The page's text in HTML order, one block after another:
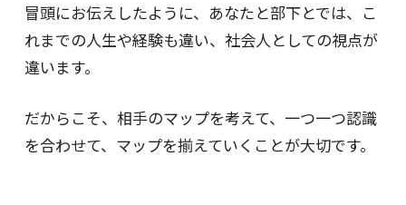
冒頭にお伝えしたように、あなたと部下とでは、こ
れまでの人生や経験も違い、社会人としての視点が
違います。
だからこそ、相手のマップを考えて、一つ一つ認識
を合わせて、マップを揃えていくことが大切です。